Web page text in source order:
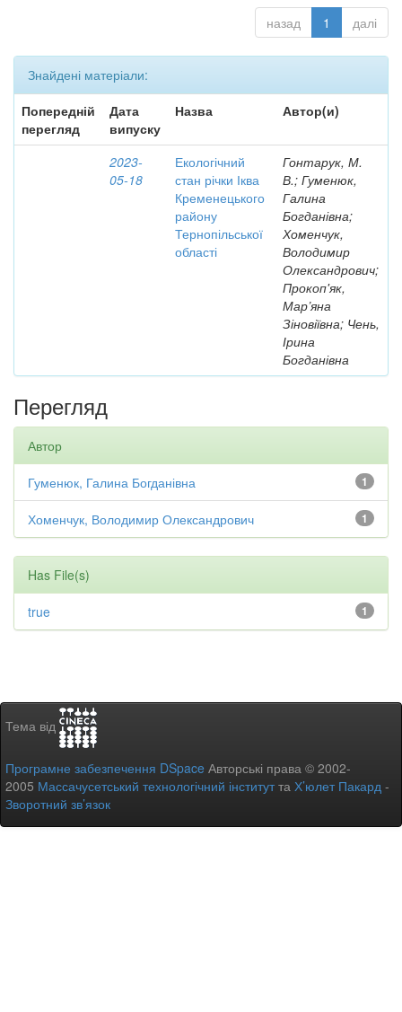
назад 1 далі
Знайдені матеріали:
Попередній
перегляд
Дата
випуску
Назва Автор(и)
2023-
05-18
Екологічний
стан річки Іква
Кременецького
району
Тернопільської
області
Гонтарук, М.
В.; Гуменюк,
Галина
Богданівна;
Хоменчук,
Володимир
Олександрович;
Прокоп'як,
Мар’яна
Зіновіївна; Чень,
Ірина
Богданівна
Перегляд
Автор
1
Гуменюк, Галина Богданівна
1
Хоменчук, Володимир Олександрович
Has File(s)
1
true
Тема від
Програмне забезпечення DSpace Авторські права © 2002-
2005 Массачусетський технологічний інститутта Х’юлет Пакард -
Зворотний зв’язок